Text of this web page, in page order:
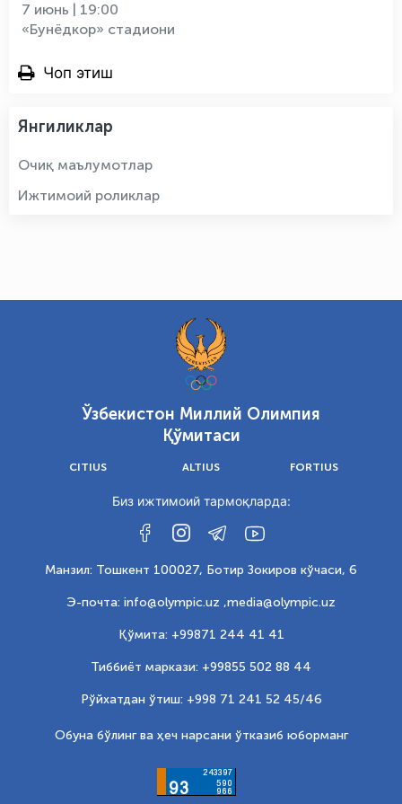
7 июнь | 19:00
«Бунёдкор» стадиони
Чоп этиш
Янгиликлар
Очиқ маълумотлар
Ижтимоий роликлар
Ўзбекистон Миллий Олимпия
Қўмитаси
CITIUS ALTIUS FORTIUS
Биз ижтимоий тармоқларда:
Манзил: Тошкент 100027, Ботир Зокиров кўчаси, 6
Э-почта: info@olympic.uz ,media@olympic.uz
Қўмита: +99871 244 41 41
Тиббиёт маркази: +99855 502 88 44
Рўйхатдан ўтиш: +998 71 241 52 45/46
Обуна бўлинг ва ҳеч нарсани ўтказиб юборманг